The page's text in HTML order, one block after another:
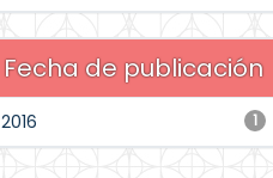
Fecha de publicación
1
2016